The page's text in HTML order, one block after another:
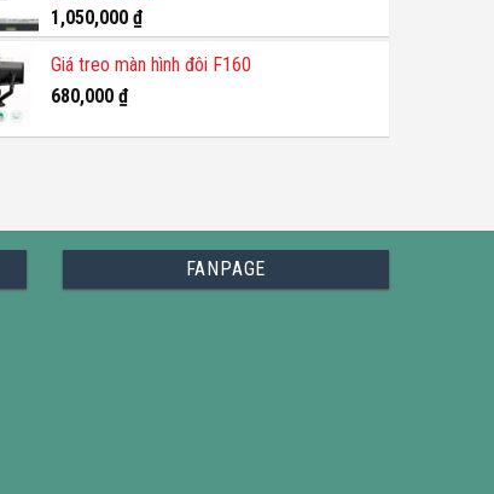
1,050,000 ₫
Giá treo màn hình đôi F160
680,000 ₫
FANPAGE